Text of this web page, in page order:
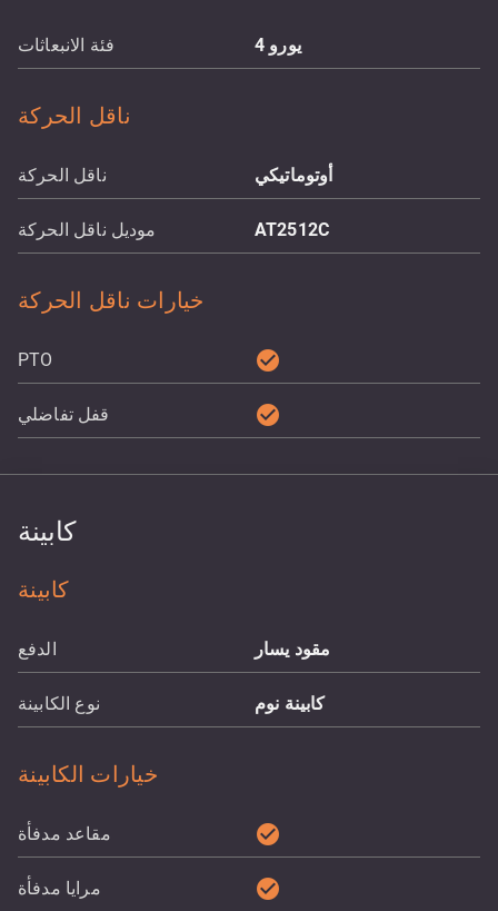
فئة الانبعاثات يورو 4
ناقل الحركة
ناقل الحركة أوتوماتيكي
موديل ناقل الحركة AT2512C
خيارات ناقل الحركة
PTO check_circle
قفل تفاضلي check_circle
كابينة
كابينة
الدفع مقود يسار
نوع الكابينة كابينة نوم
خيارات الكابينة
مقاعد مدفأة check_circle
مرايا مدفأة check_circle